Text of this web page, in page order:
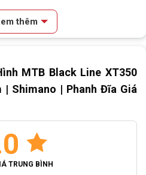
Địa Hình MTB Black Line XT350 24
7 líp
thêm
MTB Black Line XT350
| Shimano | Phanh Đĩa Giá
TRUNG BÌNH